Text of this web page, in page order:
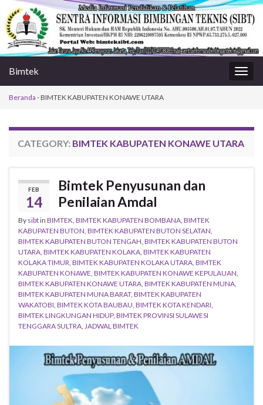
Bimtek
Beranda -BIMTEK KABUPATEN KONAWE UTARA
CATEGORY: BIMTEK KABUPATEN KONAWE UTARA
FEB
14
Bimtek Penyusunan dan
Penilaian Amdal
By sibtin BIMTEK, BIMTEK KABUPATEN BOMBANA, BIMTEK
KABUPATEN BUTON, BIMTEK KABUPATEN BUTON SELATAN,
BIMTEK KABUPATEN BUTON TENGAH, BIMTEK KABUPATEN BUTON
UTARA, BIMTEK KABUPATEN KOLAKA, BIMTEK KABUPATEN
KOLAKA TIMUR, BIMTEK KABUPATEN KOLAKA UTARA, BIMTEK
KABUPATEN KONAWE, BIMTEK KABUPATEN KONAWE KEPULAUAN,
BIMTEK KABUPATEN KONAWE UTARA, BIMTEK KABUPATEN MUNA,
BIMTEK KABUPATEN MUNA BARAT, BIMTEK KABUPATEN
WAKATOBI, BIMTEK KOTA BAUBAU, BIMTEK KOTA KENDARI,
BIMTEK LINGKUNGAN HIDUP, BIMTEK PROVINSI SULAWESI
TENGGARA SULTRA, JADWAL BIMTEK